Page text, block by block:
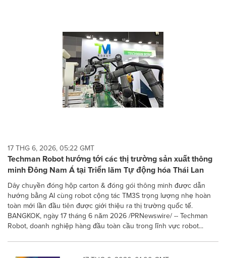
17 THG 6, 2026, 05:22 GMT
Techman Robot hướng tới các thị trường sản xuất thông
minh Đông Nam Á tại Triển lãm Tự động hóa Thái Lan
Dây chuyền đóng hộp carton & đóng gói thông minh được dẫn
hướng bằng AI cùng robot cộng tác TM3S trọng lượng nhẹ hoàn
toàn mới lần đầu tiên được giới thiệu ra thị trường quốc tế.
BANGKOK, ngày 17 tháng 6 năm 2026 /PRNewswire/ -- Techman
Robot, doanh nghiệp hàng đầu toàn cầu trong lĩnh vực robot...